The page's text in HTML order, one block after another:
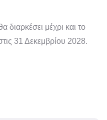
διαρκέσει μέχρι και το
31 Δεκεμβρίου 2028.